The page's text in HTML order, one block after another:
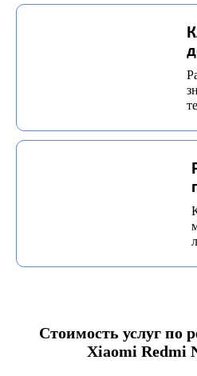
Стоимость услуг по
Xiaomi Redmi